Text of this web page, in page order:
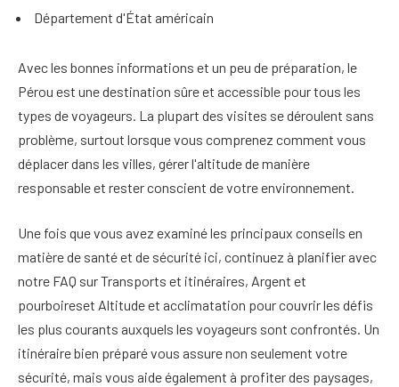
Département d'État américain
Avec les bonnes informations et un peu de préparation, le
Pérou est une destination sûre et accessible pour tous les
types de voyageurs. La plupart des visites se déroulent sans
problème, surtout lorsque vous comprenez comment vous
déplacer dans les villes, gérer l'altitude de manière
responsable et rester conscient de votre environnement.
Une fois que vous avez examiné les principaux conseils en
matière de santé et de sécurité ici, continuez à planifier avec
notre FAQ surTransports et itinéraires, Argent et
pourboireset Altitude et acclimatation pour couvrir les défis
les plus courants auxquels les voyageurs sont confrontés. Un
itinéraire bien préparé vous assure non seulement votre
sécurité, mais vous aide également à profiter des paysages,